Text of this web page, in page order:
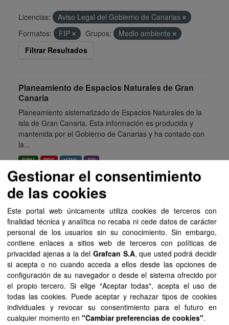
Licencias:
Aviso Legal del Gobierno de Canarias
Formatos:
FIP Grupos:
Medio ambiente
Filtrar Resultados
Planeamiento de Espacios Naturales de Gran
Canaria
Planeamiento sistematizado de Espacios Naturales de la
isla de Gran Canaria. Esta información es producida y
mantenida por el Gobierno de Canarias y ha contado con
la...
SIPU PDF HTML FIP
Planeamiento de Espacios Naturales de Tenerife
Planeamiento sistematizado de Espacios Naturales de la
isla de Tenerife. Esta información es producida y
mantenida por el Gobierno de Canarias y ha contado con
la financiación...
SIPU PDF HTML FIP
Planeamiento de Espacios Naturales de La Palma
Planeamiento sistematizado de Espacios Naturales de la
isla de La Palma. Esta información es producida y
mantenida por el Gobierno de Canarias y ha contado con
Gestionar el consentimiento
de las cookies
Este portal web únicamente utiliza cookies de terceros con
finalidad técnica y analítica no recaba ni cede datos de carácter
personal de los usuarios sin su conocimiento. Sin embargo,
contiene enlaces a sitios web de terceros con políticas de
privacidad ajenas a la del Grafcan S.A, que usted podrá decidir
si acepta o no cuando acceda a ellos desde las opciones de
configuración de su navegador o desde el sistema ofrecido por
el propio tercero. Si elige "Aceptar todas", acepta el uso de
todas las cookies. Puede aceptar y rechazar tipos de cookies
individuales y revocar su consentimiento para el futuro en
cualquier momento en "Cambiar preferencias de cookies".